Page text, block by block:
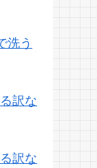
洗う
訳な
訳な